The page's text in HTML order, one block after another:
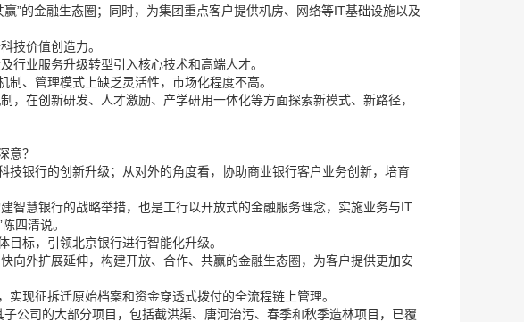
”的金融生态圈；同时，为集团重点客户提供机房、网络等IT基础设施以及
技价值创造力。
行业服务升级转型引入核心技术和高端人才。
、管理模式上缺乏灵活性，市场化程度不高。
在创新研发、人才激励、产学研用一体化等方面探索新模式、新路径，
意？
银行的创新升级；从对外的角度看，协助商业银行客户业务创新，培育
智慧银行的战略举措，也是工行以开放式的金融服务理念，实施业务与IT
四清说。
标，引领北京银行进行智能化升级。
向外扩展延伸，构建开放、合作、共赢的金融生态圈，为客户提供更加安
现征拆迁原始档案和资金穿透式拨付的全流程链上管理。
公司的大部分项目，包括截洪渠、唐河治污、春季和秋季造林项目，已覆